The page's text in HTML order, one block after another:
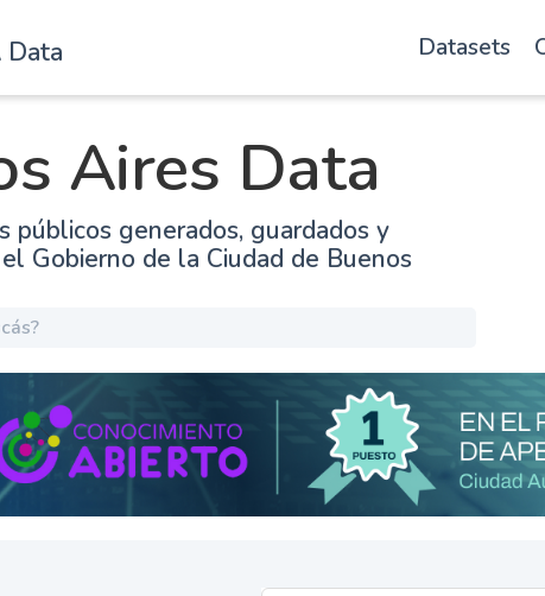
Data Datasets
Aires Data
públicos generados, guardados y
Gobierno de la Ciudad de Buenos